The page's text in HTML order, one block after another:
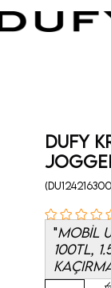
Dufy
MOBİL
100TL,